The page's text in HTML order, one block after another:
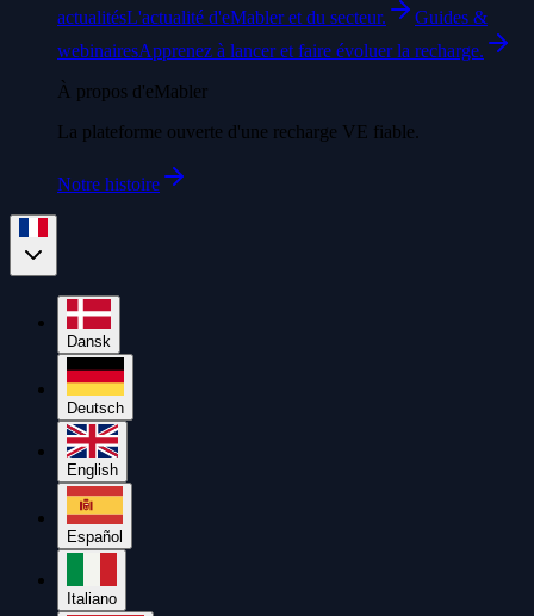
actualitésL'actualité d'eMabler et du secteur.
Guides &
webinairesApprenez à lancer et faire évoluer la recharge.
À propos d'eMabler
La plateforme ouverte d'une recharge VE fiable.
Notre histoire
Dansk
Deutsch
English
Español
Italiano